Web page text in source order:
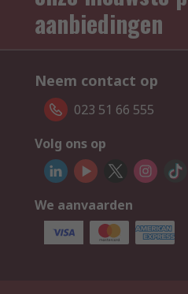
aanbiedingen
Neem contact op
023 51 66 555
Volg ons op
We aanvaarden